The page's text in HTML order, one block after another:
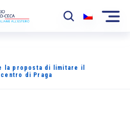
la proposta di limitare il
di Praga